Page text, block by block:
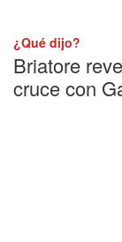
¿Qué dijo?
Briatore
cruce con